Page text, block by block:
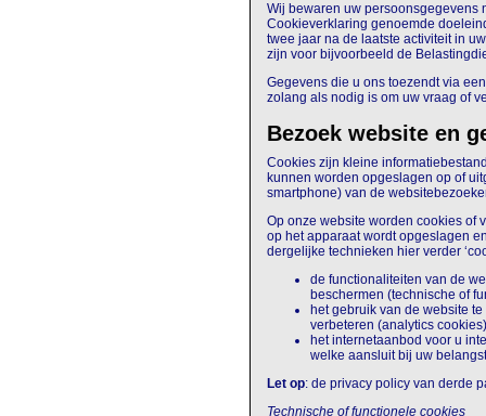
Wij bewaren uw persoonsgegevens
Cookieverklaring genoemde
twee jaar na de laatste activiteit in
zijn voor bijvoorbeeld de
Gegevens die u ons toezendt via
zolang als nodig is om uw vraag of
Bezoek website en
Cookies zijn kleine
kunnen worden opgeslagen op of
smartphone) van de
Op onze website worden cookies of
op het apparaat wordt opgeslagen
dergelijke technieken hier verder
de functionaliteiten van de
beschermen (technische of
het gebruik van de website
verbeteren (analytics
het internetaanbod voor u
welke aansluit bij uw
Let op: de privacy policy van derde
Technische of functionele cookies